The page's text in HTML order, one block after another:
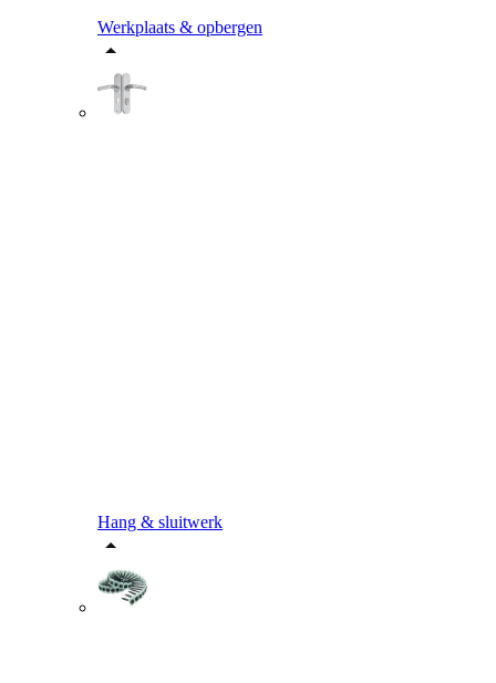
Werkplaats & opbergen
Hang & sluitwerk